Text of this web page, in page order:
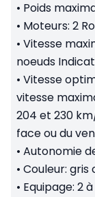
• Poids
• Moteurs: 2
• Vitesse
noeuds
• Vitesse
vitesse
204 et 230
face ou du
• Autonomie
• Couleur: gris
• Equipage: 2